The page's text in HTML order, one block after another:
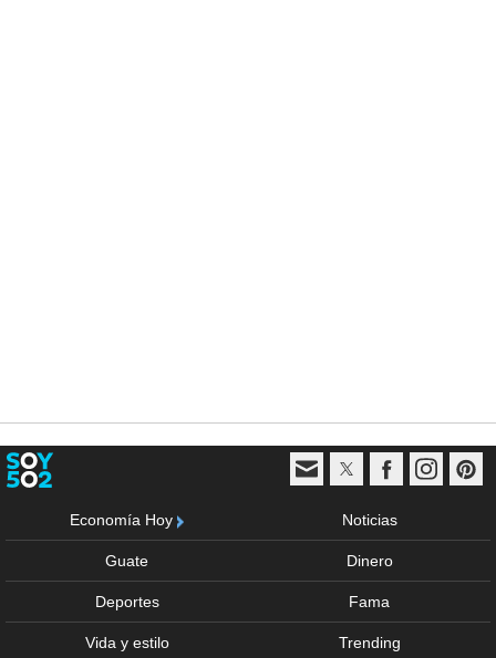
Economía Hoy Noticias
Guate Dinero
Deportes Fama
Vida y estilo Trending